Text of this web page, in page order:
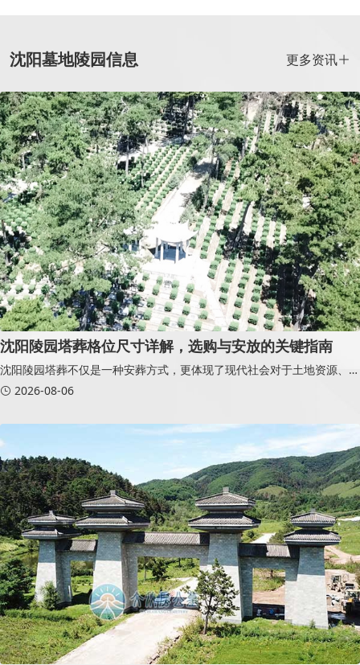
沈阳墓地陵园信息 更多资讯
沈阳陵园塔葬格位尺寸详解，选购与安放的关键指南
沈阳陵园塔葬不仅是一种安葬方式，更体现了现代社会对于土地资源、人
文纪念和生态环境之间平衡的探索。合理的格位尺寸设计，让骨灰能够得
的管理服
2026-08-06